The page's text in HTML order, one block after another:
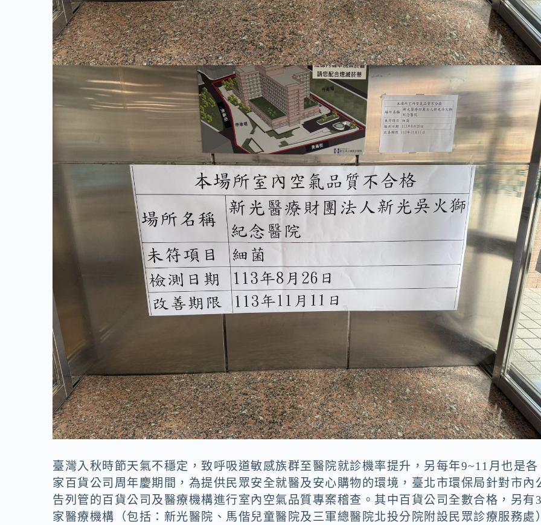
臺灣入秋時節天氣不穩定，致呼吸道敏感族群至醫院就診機率提升，另每年9~11月也是各
家百貨公司周年慶期間，為提供民眾安全就醫及安心購物的環境，臺北市環保局針對市內
告列管的百貨公司及醫療機構進行室內空氣品質專案稽查。其中百貨公司全數合格，另有
家醫療機構（包括：新光醫院、馬偕兒童醫院及三軍總醫院北投分院附設民眾診療服務處